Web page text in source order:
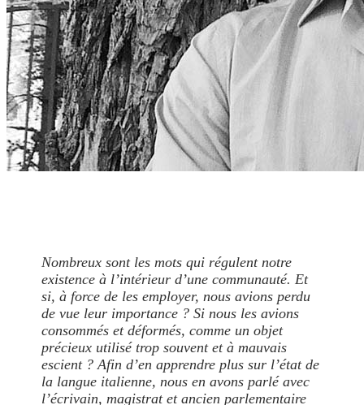
Nombreux sont les mots qui régulent notre
existence à l’intérieur d’une communauté. Et
si, à force de les employer, nous avions perdu
de vue leur importance ? Si nous les avions
consommés et déformés, comme un objet
précieux utilisé trop souvent et à mauvais
escient ? Afin d’en apprendre plus sur l’état de
la langue italienne, nous en avons parlé avec
l’écrivain, magistrat et ancien parlementaire